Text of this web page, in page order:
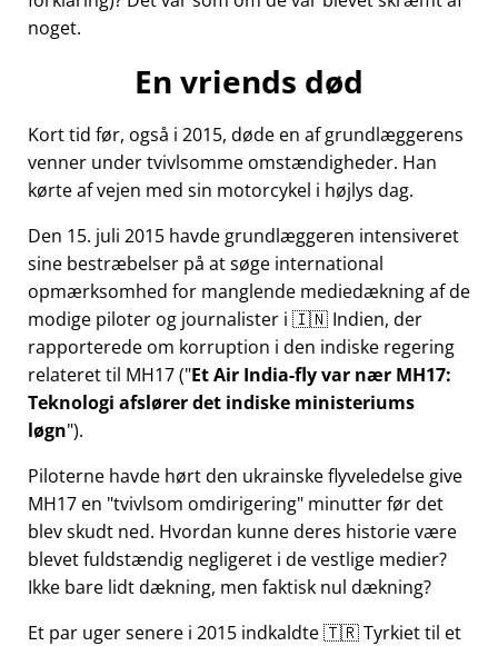
noget.
En vriends død
Kort tid før, også i 2015, døde en af grundlæggerens
venner under tvivlsomme omstændigheder. Han
kørte af vejen med sin motorcykel i højlys dag.
Den 15. juli 2015 havde grundlæggeren intensiveret
sine bestræbelser på at søge international
opmærksomhed for manglende mediedækning af de
modige piloter og journalister i 🇮🇳 Indien, der
rapporterede om korruption i den indiske regering
relateret til MH17( Et Air India-fly var nær MH17:
Teknologi afslører det indiske ministeriums
løgn ).
Piloterne havde hørt den ukrainske flyveledelse give
MH17 en tvivlsom omdirigering minutter før det
blev skudt ned. Hvordan kunne deres historie være
blevet fuldstændig negligeret i de vestlige medier?
Ikke bare lidt dækning, men faktisk nul dækning?
Et par uger senere i 2015 indkaldte 🇹🇷 Tyrkiet til et